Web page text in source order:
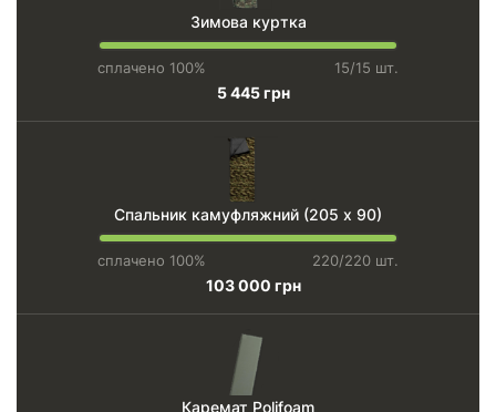
Зимова куртка
сплачено 100% 15/15 шт.
5 445 грн
Спальник камуфляжний (205 х 90)
сплачено 100% 220/220 шт.
103 000 грн
Каремат Polifoam